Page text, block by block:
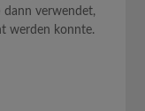
dann verwendet,
werden konnte.